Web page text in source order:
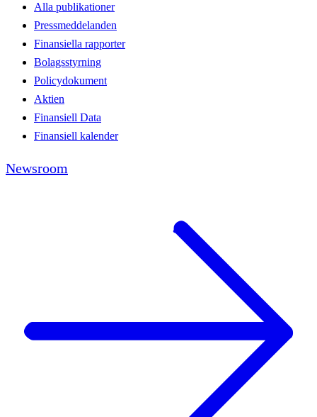
Alla publikationer
Pressmeddelanden
Finansiella rapporter
Bolagsstyrning
Policydokument
Aktien
Finansiell Data
Finansiell kalender
Newsroom